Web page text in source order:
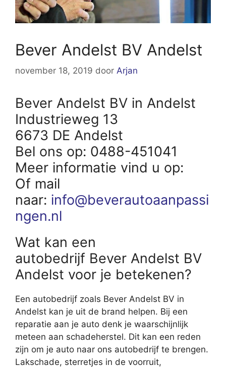
Bever Andelst BV Andelst
november 18, 2019 door Arjan
Bever Andelst BV in Andelst
Industrieweg 13
6673 DE Andelst
Bel ons op: 0488-451041
Meer informatie vind u op:
Of mail
naar: info@beverautoaanpassi
ngen.nl
Wat kan een
autobedrijf Bever Andelst BV
Andelst voor je betekenen?
Een autobedrijf zoals Bever Andelst BV in
Andelst kan je uit de brand helpen. Bij een
reparatie aan je auto denk je waarschijnlijk
meteen aan schadeherstel. Dit kan een reden
zijn om je auto naar ons autobedrijf te brengen.
Lakschade, sterretjes in de voorruit,